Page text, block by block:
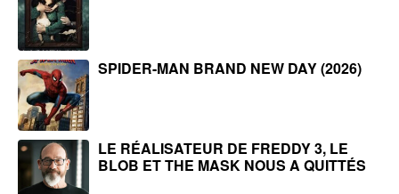
SPIDER-MAN BRAND NEW DAY (2026)
LE RÉALISATEUR DE FREDDY 3, LE
BLOB ET THE MASK NOUS A QUITTÉS